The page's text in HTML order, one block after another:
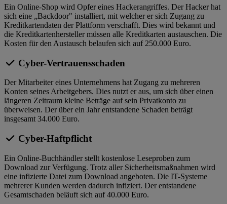
Ein Online-Shop wird Opfer eines Hackerangriffes. Der Hacker hat
sich eine „Backdoor" installiert, mit welcher er sich Zugang zu
Kreditkartendaten der Plattform verschafft. Dies wird bekannt und
die Kreditkartenhersteller müssen alle Kreditkarten austauschen. Die
Kosten für den Austausch belaufen sich auf 250.000 Euro.
Cyber-Vertrauensschaden
Der Mitarbeiter eines Unternehmens hat Zugang zu mehreren
Konten seines Arbeitgebers. Dies nutzt er aus, um sich über einen
längeren Zeitraum kleine Beträge auf sein Privatkonto zu
überweisen. Der über ein Jahr entstandene Schaden beträgt
insgesamt 34.000 Euro.
Cyber-Haftpflicht
Ein Online-Buchhändler stellt kostenlose Leseproben zum
Download zur Verfügung. Trotz aller Sicherheitsmaßnahmen wird
eine infizierte Datei zum Download angeboten. Die IT-Systeme
mehrerer Kunden werden dadurch infiziert. Der entstandene
Gesamtschaden beläuft sich auf 40.000 Euro.